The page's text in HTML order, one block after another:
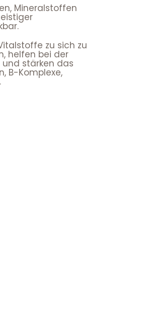
Mineralstoffen
zu sich zu
helfen bei der
und stärken das
B-Komplexe,